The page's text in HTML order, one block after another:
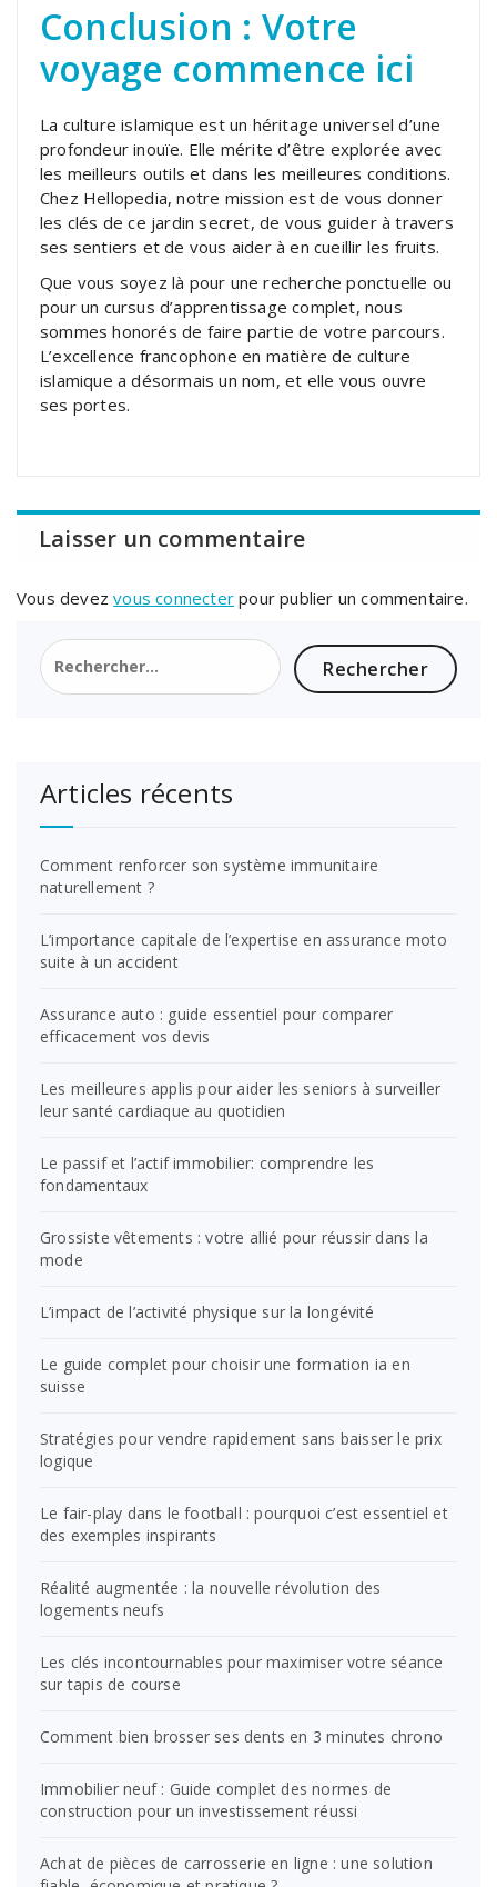
Conclusion : Votre
voyage commence ici
La culture islamique est un héritage universel d’une
profondeur inouïe. Elle mérite d’être explorée avec
les meilleurs outils et dans les meilleures conditions.
Chez Hellopedia, notre mission est de vous donner
les clés de ce jardin secret, de vous guider à travers
ses sentiers et de vous aider à en cueillir les fruits.
Que vous soyez là pour une recherche ponctuelle ou
pour un cursus d’apprentissage complet, nous
sommes honorés de faire partie de votre parcours.
L’excellence francophone en matière de culture
islamique a désormais un nom, et elle vous ouvre
ses portes.
Laisser un commentaire
Vous devezvous connecter pour publier un commentaire.
Rechercher :
Articles récents
Comment renforcer son système immunitaire
naturellement ?
L’importance capitale de l’expertise en assurance moto
suite à un accident
Assurance auto : guide essentiel pour comparer
efficacement vos devis
Les meilleures applis pour aider les seniors à surveiller
leur santé cardiaque au quotidien
Le passif et l’actif immobilier: comprendre les
fondamentaux
Grossiste vêtements : votre allié pour réussir dans la
mode
L’impact de l’activité physique sur la longévité
Le guide complet pour choisir une formation ia en
suisse
Stratégies pour vendre rapidement sans baisser le prix
logique
Le fair-play dans le football : pourquoi c’est essentiel et
des exemples inspirants
Réalité augmentée : la nouvelle révolution des
logements neufs
Les clés incontournables pour maximiser votre séance
sur tapis de course
Comment bien brosser ses dents en 3 minutes chrono
Immobilier neuf : Guide complet des normes de
construction pour un investissement réussi
Achat de pièces de carrosserie en ligne : une solution